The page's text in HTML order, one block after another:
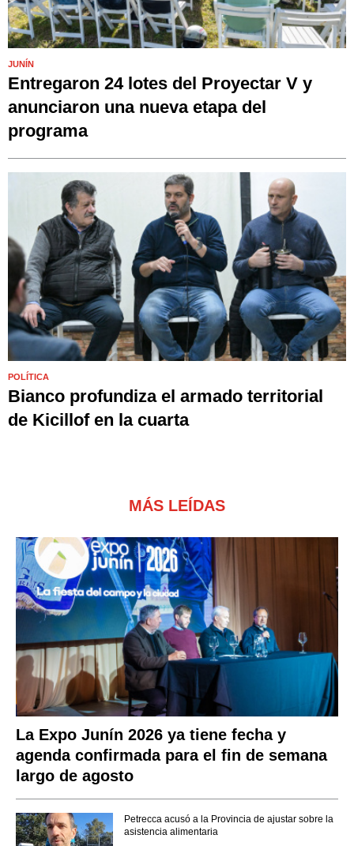
JUNÍN
Entregaron 24 lotes del Proyectar V y
anunciaron una nueva etapa del
programa
POLÍTICA
Bianco profundiza el armado territorial
de Kicillof en la cuarta
MÁS LEÍDAS
La Expo Junín 2026 ya tiene fecha y
agenda confirmada para el fin de semana
largo de agosto
Petrecca acusó a la Provincia de ajustar sobre la
asistencia alimentaria